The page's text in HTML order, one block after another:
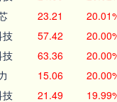
23.21
技 57.42
技 63.36
15.06
技 21.49